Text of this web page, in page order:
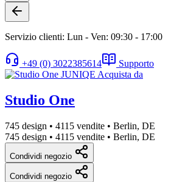
Servizio clienti: Lun - Ven: 09:30 - 17:00
+49 (0) 3022385614 Supporto
Studio One
745 design • 4115 vendite • Berlin, DE
745 design • 4115 vendite • Berlin, DE
Condividi negozio
Condividi negozio